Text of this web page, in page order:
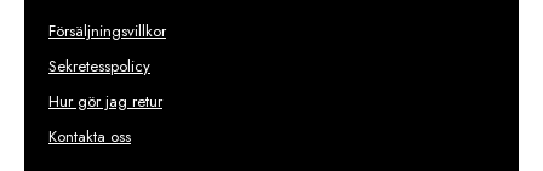
Försäljningsvillkor
Sekretesspolicy
Hur gör jag retur
Kontakta oss